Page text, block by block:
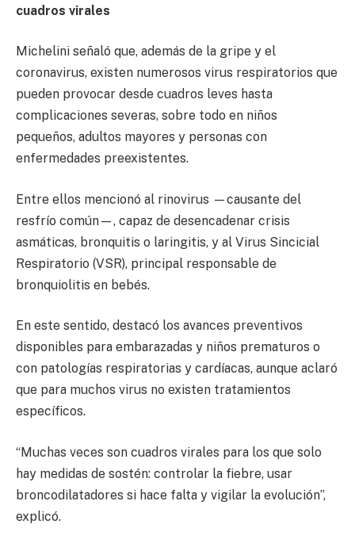
cuadros virales
Michelini señaló que, además de la gripe y el
coronavirus, existen numerosos virus respiratorios que
pueden provocar desde cuadros leves hasta
complicaciones severas, sobre todo en niños
pequeños, adultos mayores y personas con
enfermedades preexistentes.
Entre ellos mencionó al rinovirus —causante del
resfrío común—, capaz de desencadenar crisis
asmáticas, bronquitis o laringitis, y al Virus Sincicial
Respiratorio (VSR), principal responsable de
bronquiolitis en bebés.
En este sentido, destacó los avances preventivos
disponibles para embarazadas y niños prematuros o
con patologías respiratorias y cardíacas, aunque aclaró
que para muchos virus no existen tratamientos
específicos.
“Muchas veces son cuadros virales para los que solo
hay medidas de sostén: controlar la fiebre, usar
broncodilatadores si hace falta y vigilar la evolución”,
explicó.